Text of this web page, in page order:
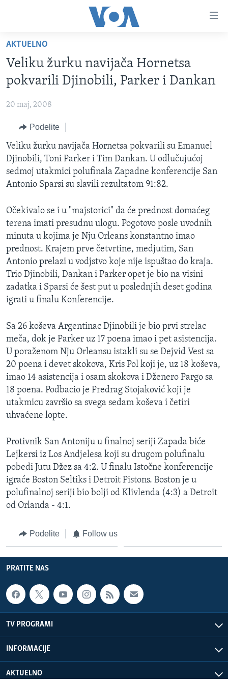
glavni
sadržaj
na
glavnu
navigaciju
pretragu
NASLOVNA
RUBRIKE
BALKAN
GLOBALNE TEME
EKONOMIJA
NAUKA I TEHNOLOGIJA
MEDICINA
DRUŠTVO
SPORT
INTERVJU
TV PROGRAM
OTVORENI STUDIO
IZ AMERIKE
PRATITE NAS
AKTUELNO
Veliku žurku navijača Hornetsa
pokvarili Djinobili, Parker i Dankan
20 maj, 2008
Podelite
Veliku žurku navijača Hornetsa pokvarili su Emanuel
Djinobili, Toni Parker i Tim Dankan. U odlučujućoj
sedmoj utakmici polufinala Zapadne konferencije San
Antonio Sparsi su slavili rezultatom 91:82.
Očekivalo se i u "majstorici" da će prednost domaćeg
terena imati presudnu ulogu. Pogotovo posle uvodnih
minuta u kojima je Nju Orleans konstantno imao
prednost. Krajem prve četvrtine, medjutim, San
Antonio prelazi u vodjstvo koje nije ispuštao do kraja.
Trio Djinobili, Dankan i Parker opet je bio na visini
zadatka i Sparsi će šest put u poslednjih deset godina
igrati u finalu Konferencije.
Sa 26 koševa Argentinac Djinobili je bio prvi strelac
meča, dok je Parker uz 17 poena imao i pet asistencija.
U poraženom Nju Orleansu istakli su se Dejvid Vest sa
20 poena i devet skokova, Kris Pol koji je, uz 18 koševa,
imao 14 asistencija i osam skokova i Dženero Pargo sa
18 poena. Podbacio je Predrag Stojaković koji je
utakmicu završio sa svega sedam koševa i četiri
uhvaćene lopte.
Protivnik San Antoniju u finalnoj seriji Zapada biće
Lejkersi iz Los Andjelesa koji su drugom polufinalu
pobedi Jutu Džez sa 4:2. U finalu Istočne konferencije
igraće Boston Seltiks i Detroit Pistons. Boston je u
polufinalnoj seriji bio bolji od Klivlenda (4:3) a Detroit
od Orlanda - 4:1.
Podelite Follow us
PRATITE NAS
TV PROGRAMI
INFORMACIJE
AKTUELNO